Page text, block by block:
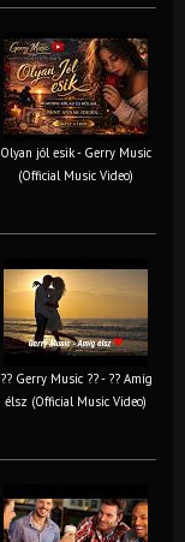
Olyan jól esik - Gerry Music
(Official Music Video)
?? Gerry Music ?? - ?? Amíg
élsz (Official Music Video)